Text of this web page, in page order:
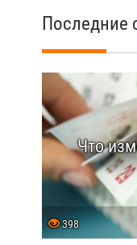
Последние
Что
398